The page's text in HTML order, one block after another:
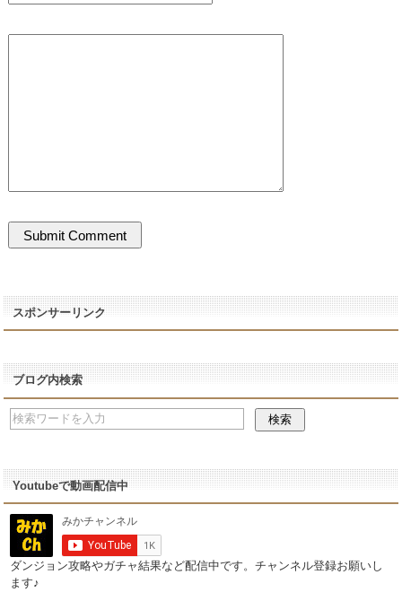
スポンサーリンク
ブログ内検索
Youtubeで動画配信中
ダンジョン攻略やガチャ結果など配信中です。チャンネル登録お願いし
ます♪